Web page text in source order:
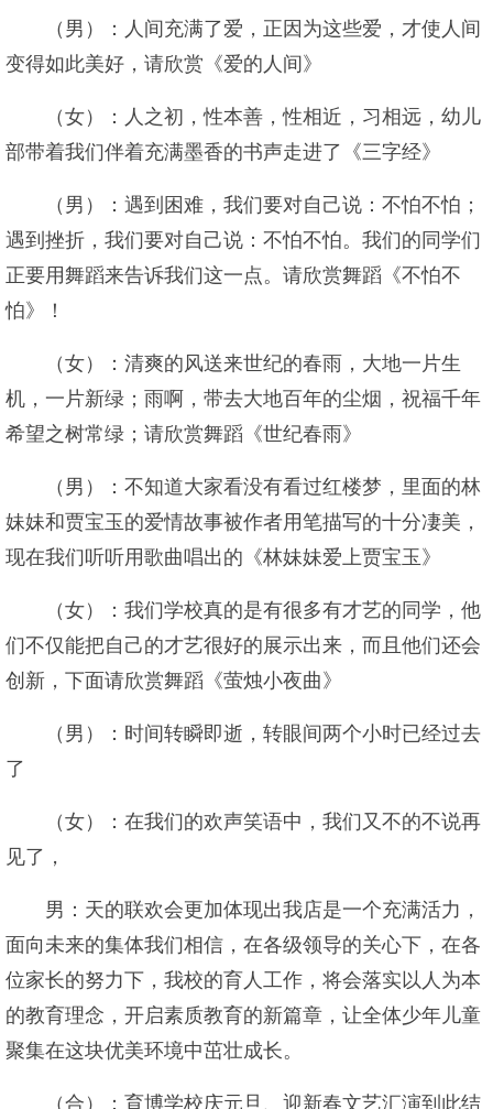
（男）：人间充满了爱，正因为这些爱，才使人间
变得如此美好，请欣赏《爱的人间》
（女）：人之初，性本善，性相近，习相远，幼儿
部带着我们伴着充满墨香的书声走进了《三字经》
（男）：遇到困难，我们要对自己说：不怕不怕；
遇到挫折，我们要对自己说：不怕不怕。我们的同学们
正要用舞蹈来告诉我们这一点。请欣赏舞蹈《不怕不
怕》！
（女）：清爽的风送来世纪的春雨，大地一片生
机，一片新绿；雨啊，带去大地百年的尘烟，祝福千年
希望之树常绿；请欣赏舞蹈《世纪春雨》
（男）：不知道大家看没有看过红楼梦，里面的林
妹妹和贾宝玉的爱情故事被作者用笔描写的十分凄美，
现在我们听听用歌曲唱出的《林妹妹爱上贾宝玉》
（女）：我们学校真的是有很多有才艺的同学，他
们不仅能把自己的才艺很好的展示出来，而且他们还会
创新，下面请欣赏舞蹈《萤烛小夜曲》
（男）：时间转瞬即逝，转眼间两个小时已经过去
了
（女）：在我们的欢声笑语中，我们又不的不说再
见了，
男：天的联欢会更加体现出我店是一个充满活力，
面向未来的集体我们相信，在各级领导的关心下，在各
位家长的努力下，我校的育人工作，将会落实以人为本
的教育理念，开启素质教育的新篇章，让全体少年儿童
聚集在这块优美环境中茁壮成长。
（合）：育博学校庆元旦、迎新春文艺汇演到此结